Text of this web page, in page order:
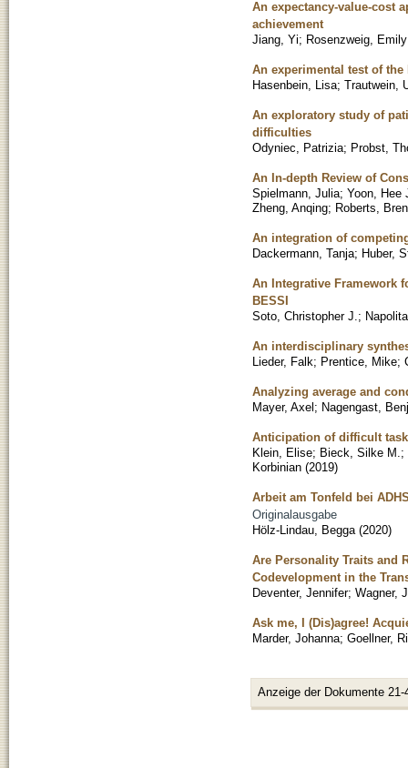
An expectancy-value-cost
achievement
Jiang, Yi; Rosenzweig,
An experimental test of
Hasenbein, Lisa; Trautwein,
An exploratory study of
difficulties
Odyniec, Patrizia; Probst,
An In-depth Review of
Spielmann, Julia; Yoon, Hee
Zheng, Anqing; Roberts,
An integration of
Dackermann, Tanja; Huber,
An Integrative Framework
BESSI
Soto, Christopher J. ;
An interdisciplinary
Lieder, Falk; Prentice, Mike;
Analyzing average and
Mayer, Axel; Nagengast,
Anticipation of difficult
Klein, Elise; Bieck, Silke M. ;
Korbinian (2019)
Arbeit am Tonfeld bei
Originalausgabe
Hölz-Lindau, Begga (2020)
Are Personality Traits and
Codevelopment in the
Deventer, Jennifer; Wagner,
Ask me, I (Dis)agree!
Marder, Johanna; Goellner,
Anzeige der Dokumente 21-